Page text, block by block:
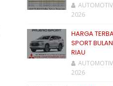
2026
HARGA
SPORT
RIAU
2026